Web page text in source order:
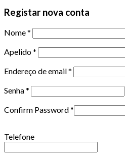
Registar nova conta
Nome*
Apelido*
Endereço de email*
Senha*
Confirm Password*
Telefone